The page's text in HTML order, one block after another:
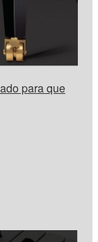
para que